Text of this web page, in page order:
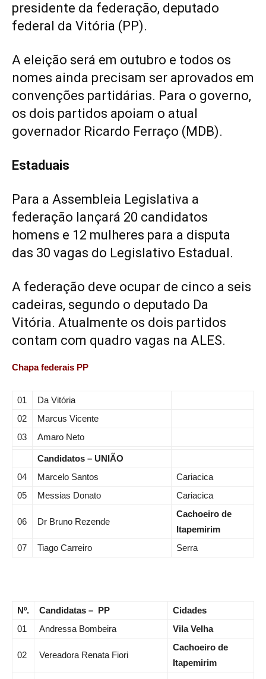
presidente da federação, deputado
federal da Vitória (PP).
A eleição será em outubro e todos os
nomes ainda precisam ser aprovados em
convenções partidárias. Para o governo,
os dois partidos apoiam o atual
governador Ricardo Ferraço (MDB).
Estaduais
Para a Assembleia Legislativa a
federação lançará 20 candidatos
homens e 12 mulheres para a disputa
das 30 vagas do Legislativo Estadual.
A federação deve ocupar de cinco a seis
cadeiras, segundo o deputado Da
Vitória. Atualmente os dois partidos
contam com quadro vagas na ALES.
Chapa federais PP
01
Da Vitória
02
Marcus Vicente
03
Amaro Neto
Candidatos – UNIÃO
04
Marcelo Santos
Cariacica
05
Messias Donato Cariacica
06 Dr Bruno Rezende
Cachoeiro de
Itapemirim
07
Tiago Carreiro Serra
Nº. Candidatas – PP
Cidades
01
Andressa Bombeira Vila Velha
02 Vereadora Renata Fiori
Cachoeiro de
Itapemirim